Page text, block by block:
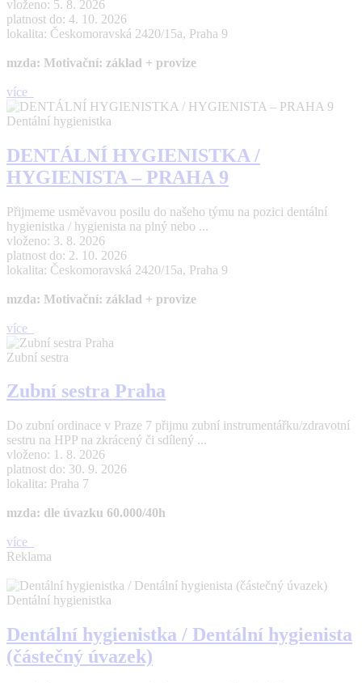
vloženo: 5. 8. 2026
platnost do: 4. 10. 2026
lokalita: Českomoravská 2420/15a, Praha 9
mzda: Motivační: základ + provize
více
Dentální hygienistka
DENTÁLNÍ HYGIENISTKA /
HYGIENISTA – PRAHA 9
Přijmeme usměvavou posilu do našeho týmu na pozici dentální
hygienistka / hygienista na plný nebo ...
vloženo: 3. 8. 2026
platnost do: 2. 10. 2026
lokalita: Českomoravská 2420/15a, Praha 9
mzda: Motivační: základ + provize
více
Zubní sestra
Zubní sestra Praha
Do zubní ordinace v Praze 7 přijmu zubní instrumentářku/zdravotní
sestru na HPP na zkrácený či sdílený ...
vloženo: 1. 8. 2026
platnost do: 30. 9. 2026
lokalita: Praha 7
mzda: dle úvazku 60.000/40h
více
Reklama
Dentální hygienistka
Dentální hygienistka / Dentální hygienista
(částečný úvazek)